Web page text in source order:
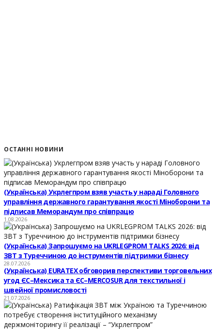
ОСТАННІ НОВИНИ
(Українська) Укрлегпром взяв участь у нараді Головного
управління державного гарантування якості Міноборони та
підписав Меморандум про співпрацю
1.08.2026
(Українська) Запрошуємо на UKRLEGPROM TALKS 2026: від
ЗВТ з Туреччиною до інструментів підтримки бізнесу
28.07.2026
(Українська) EURATEX обговорив перспективи торговельних
угод ЄС–Мексика та ЄС–MERCOSUR для текстильної і
швейної промисловості
21.07.2026